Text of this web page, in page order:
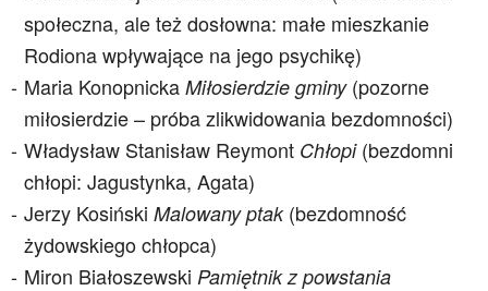
społeczna, ale też dosłowna: małe mieszkanie
Rodiona wpływające na jego psychikę)
Maria Konopnicka Miłosierdzie gminy (pozorne
miłosierdzie – próba zlikwidowania bezdomności)
Władysław Stanisław Reymont Chłopi (bezdomni
chłopi: Jagustynka, Agata)
Jerzy Kosiński Malowany ptak (bezdomność
żydowskiego chłopca)
Miron Białoszewski Pamiętnik z powstania